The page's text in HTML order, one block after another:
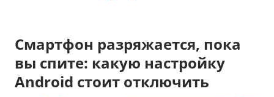
Смартфон разряжается, пока
вы спите: какую настройку
Android стоит отключить